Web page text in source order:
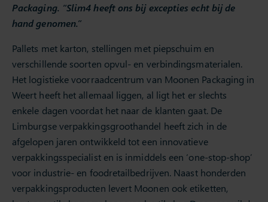
Packaging. “Slim4 heeft ons bij excepties echt bij de
hand genomen.”
Pallets met karton, stellingen met piepschuim en
verschillende soorten opvul- en verbindingsmaterialen.
Het logistieke voorraadcentrum van Moonen Packaging in
Weert heeft het allemaal liggen, al ligt het er slechts
enkele dagen voordat het naar de klanten gaat. De
Limburgse verpakkingsgroothandel heeft zich in de
afgelopen jaren ontwikkeld tot een innovatieve
verpakkingsspecialist en is inmiddels een ‘one-stop-shop’
voor industrie- en foodretailbedrijven. Naast honderden
verpakkingsproducten levert Moonen ook etiketten,